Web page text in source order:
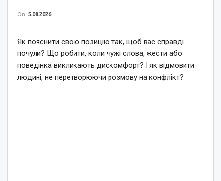
On 5.08.2026
Як пояснити свою позицію так, щоб вас справді
почули? Що робити, коли чужі слова, жести або
поведінка викликають дискомфорт? І як відмовити
людині, не перетворюючи розмову на конфлікт?